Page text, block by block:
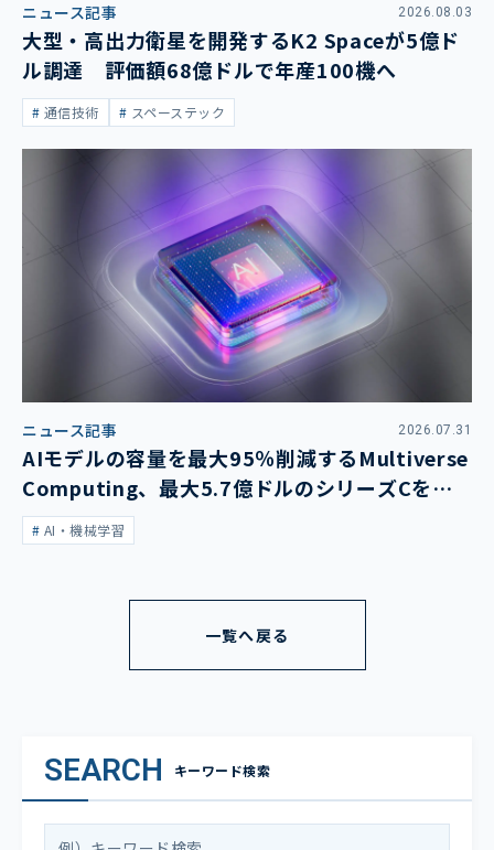
ニュース記事 2026.08.03
大型・高出力衛星を開発するK2 Spaceが5億ド
ル調達 評価額68億ドルで年産100機へ
通信技術 スペーステック
ニュース記事 2026.07.31
AIモデルの容量を最大95％削減するMultiverse
Computing、最大5.7億ドルのシリーズCを発
表AI・機械学習
一覧へ戻る
SEARCH キーワード検索